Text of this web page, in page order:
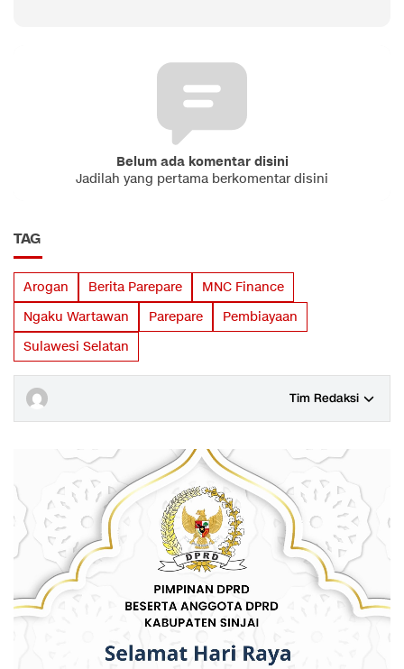
Belum ada komentar disini
Jadilah yang pertama berkomentar disini
TAG
Arogan Berita Parepare
MNC Finance
Ngaku Wartawan
Parepare
Pembiayaan
Sulawesi Selatan
Tim Redaksi